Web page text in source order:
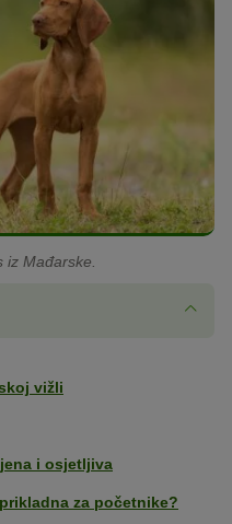
Mađarske.
vižli
i osjetljiva
za početnike?